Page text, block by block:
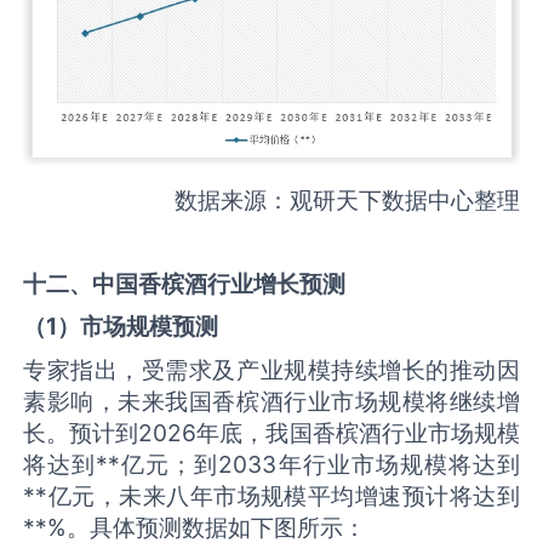
数据来源：观研天下数据中心整理
十二、中国香槟酒行业增长预测
（1）市场规模预测
专家指出，受需求及产业规模持续增长的推动因
素影响，未来我国香槟酒行业市场规模将继续增
长。预计到2026年底，我国香槟酒行业市场规模
将达到**亿元；到2033年行业市场规模将达到
**亿元，未来八年市场规模平均增速预计将达到
**%。具体预测数据如下图所示：